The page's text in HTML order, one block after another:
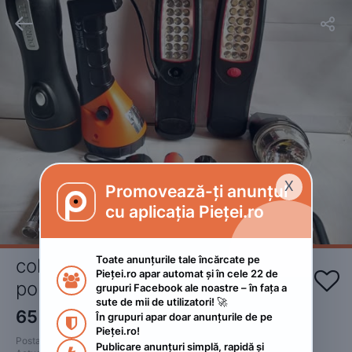
 
colecție de diverse lanterne
portabile și lămpi de lucru LED

65 RON
Postat
2026. iunie 10.
X
Promovează-ți anunțul
cu aplicația Pieței.ro

Toate anunțurile tale încărcate pe
Pieței.ro apar automat și în cele 22 de
grupuri Facebook ale noastre – în fața a
sute de mii de utilizatori! 🚀

În grupuri apar doar anunțurile de pe
Pieței.ro!
Publicare anunțuri simplă, rapidă și